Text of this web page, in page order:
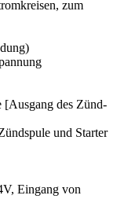
zum
[Ausgang des Zünd-
und Starter
Eingang von